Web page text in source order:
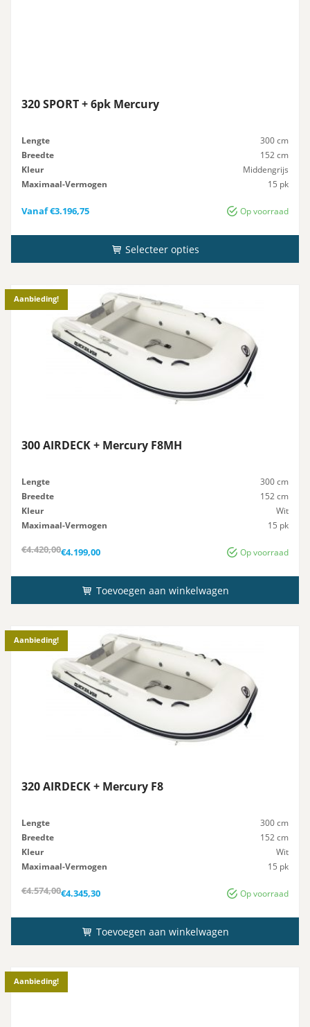
320 SPORT + 6pk Mercury
Lengte
300 cm
Breedte
152 cm
Kleur
Middengrijs
Maximaal-Vermogen
15 pk
Op voorraad
Vanaf€3.196,75
Selecteer opties
Aanbieding!
300 AIRDECK + Mercury F8MH
Lengte
300 cm
Breedte
152 cm
Kleur
Wit
Maximaal-Vermogen
15 pk
Op voorraad
€4.420,00Oorspronkelijke
prijs
€4.420,00.
€4.199,00Huidige
prijs
€4.199,00.
Toevoegen aan winkelwagen
Aanbieding!
320 AIRDECK + Mercury F8
Lengte
300 cm
Breedte
152 cm
Kleur
Wit
Maximaal-Vermogen
15 pk
Op voorraad
€4.574,00Oorspronkelijke
prijs
€4.574,00.
€4.345,30Huidige
prijs
€4.345,30.
Toevoegen aan winkelwagen
Aanbieding!